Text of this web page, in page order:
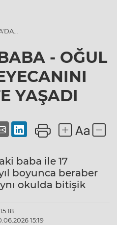
- OĞUL
YAŞADI
baba ile 17
boyunca beraber
okulda bitişik
15:19